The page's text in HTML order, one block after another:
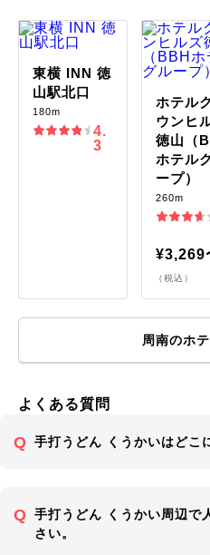
東横 INN 徳
山駅北口
180m
4.
3
ホテル
ウンヒ
徳山（
ホテル
ープ）
260m
¥3,269
（税込）
周南のホ
よくある質問
手打うどん くうかいはどこ
手打うどん くうかい周辺で
さい。